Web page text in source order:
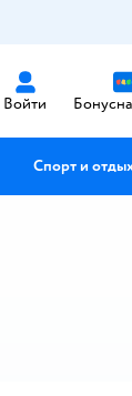
Войти
Спорт и